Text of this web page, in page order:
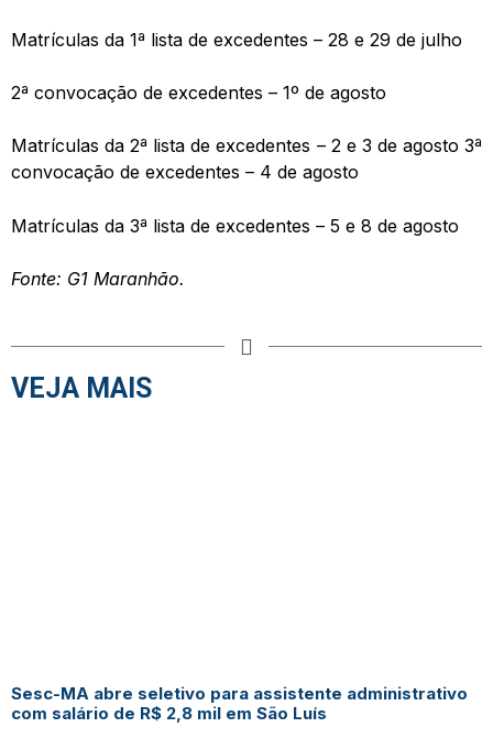
Matrículas da 1ª lista de excedentes – 28 e 29 de julho
2ª convocação de excedentes – 1º de agosto
Matrículas da 2ª lista de excedentes – 2 e 3 de agosto 3ª
convocação de excedentes – 4 de agosto
Matrículas da 3ª lista de excedentes – 5 e 8 de agosto
Fonte: G1 Maranhão.
VEJA MAIS
Sesc-MA abre seletivo para assistente administrativo
com salário de R$ 2,8 mil em São Luís